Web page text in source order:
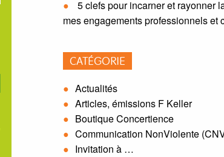
5 clefs pour incarner et rayonner
mes engagements professionnels et
CATÉGORIE
Actualités
Articles, émissions F Keller
Boutique Concertience
Communication NonViolente
Invitation à …